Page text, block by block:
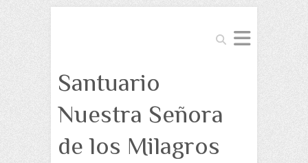
Buscar
Santuario
Nuestra Señora
de los Milagros